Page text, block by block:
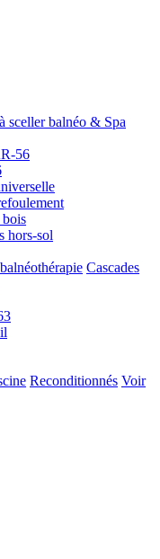
sceller balnéo & Spa
56
hors-sol
Cascades
Reconditionnés Voir